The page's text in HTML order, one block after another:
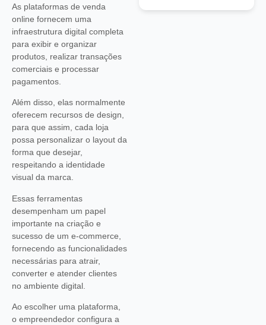
As plataformas de venda
online fornecem uma
infraestrutura digital completa
para exibir e organizar
produtos, realizar transações
comerciais e processar
pagamentos.
Além disso, elas normalmente
oferecem recursos de design,
para que assim, cada loja
possa personalizar o layout da
forma que desejar,
respeitando a identidade
visual da marca.
Essas ferramentas
desempenham um papel
importante na criação e
sucesso de um e-commerce,
fornecendo as funcionalidades
necessárias para atrair,
converter e atender clientes
no ambiente digital.
Ao escolher uma plataforma,
o empreendedor configura a